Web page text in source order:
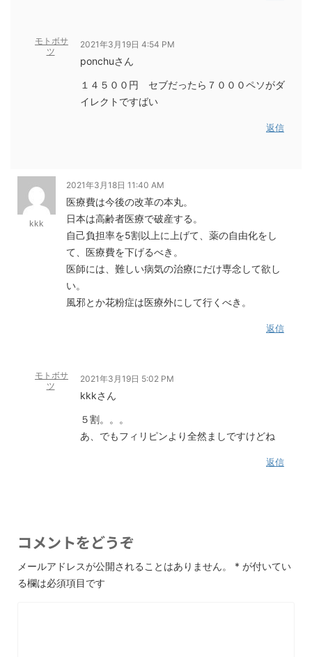
モトボサ
ツ
2021年3月19日 4:54 PM
ponchuさん
１４５００円 セブだったら７０００ペソがダ
イレクトですばい
返信
kkk
2021年3月18日 11:40 AM
医療費は今後の改革の本丸。
日本は高齢者医療で破産する。
自己負担率を5割以上に上げて、薬の自由化をし
て、医療費を下げるべき。
医師には、難しい病気の治療にだけ専念して欲し
い。
風邪とか花粉症は医療外にして行くべき。
返信
モトボサ
ツ
2021年3月19日 5:02 PM
kkkさん
５割。。。
あ、でもフィリピンより全然ましですけどね
返信
コメントをどうぞ
メールアドレスが公開されることはありません。 * が付いてい
る欄は必須項目です